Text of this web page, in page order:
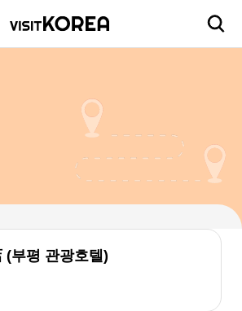
(부평 관광호텔)